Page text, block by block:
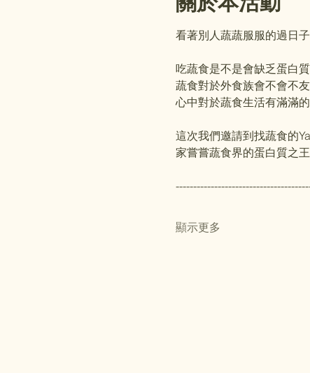
看著別人蔬蔬服服的過日
吃蔬食是不是會缺乏蛋白質
蔬食對於外食族會不會不
心中對於蔬食生活有滿滿
這次我們邀請到找蔬食的
家嘗嘗蔬食界的蛋白質之
顯示更多